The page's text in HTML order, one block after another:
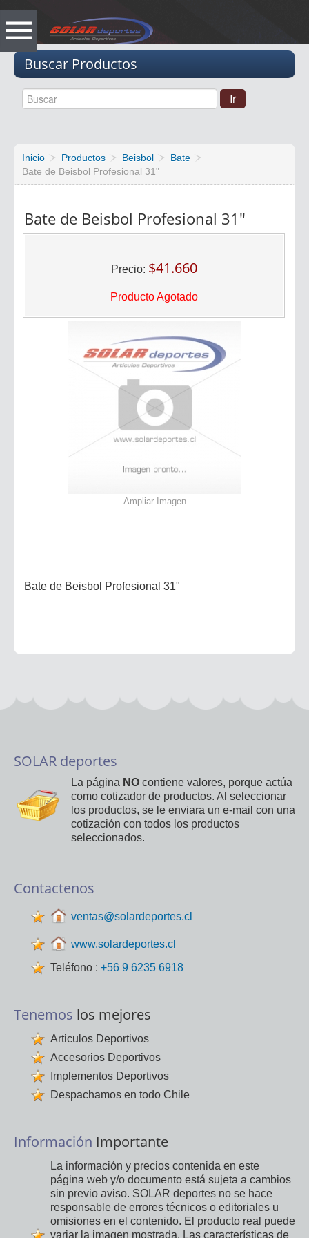
Buscar Productos
Inicio Productos Beisbol
Bate
Bate de Beisbol Profesional 31"
Bate de Beisbol Profesional 31"
Precio: $41.660
Producto Agotado
Ampliar Imagen
Bate de Beisbol Profesional 31"
SOLAR deportes
La página NO contiene valores, porque actúa
como cotizador de productos. Al seleccionar
los productos, se le enviara un e-mail con una
cotización con todos los productos
seleccionados.
Contactenos
ventas@solardeportes.cl
www.solardeportes.cl
Teléfono : +56 9 6235 6918
Tenemos los mejores
Articulos Deportivos
Accesorios Deportivos
Implementos Deportivos
Despachamos en todo Chile
Información Importante
La información y precios contenida en este
página web y/o documento está sujeta a cambios
sin previo aviso. SOLAR deportes no se hace
responsable de errores técnicos o editoriales u
omisiones en el contenido. El producto real puede
variar la imagen mostrada. Las características de